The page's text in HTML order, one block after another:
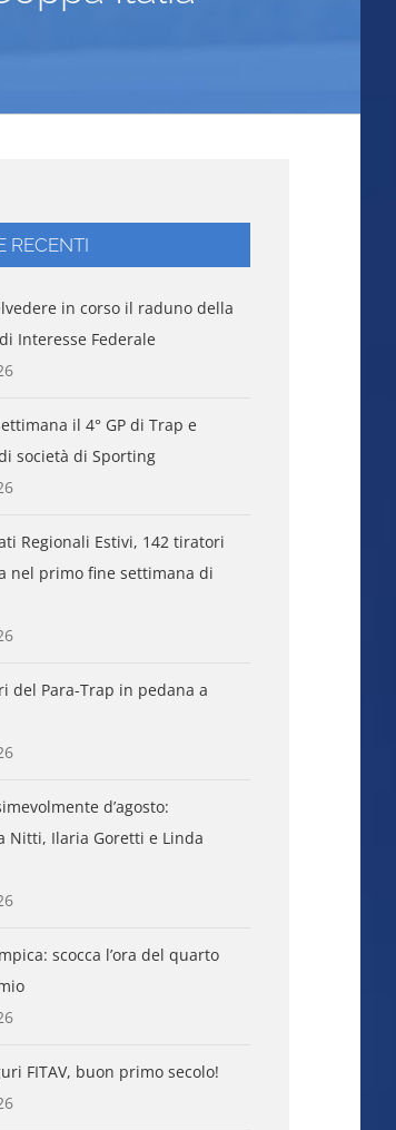
RECENTI
in corso il raduno della
Interesse Federale
il 4° GP di Trap e
società di Sporting
Regionali Estivi, 142 tiratori
nel primo fine settimana di
del Para-Trap in pedana a
d’agosto:
Nitti, Ilaria Goretti e Linda
scocca l’ora del quarto
FITAV, buon primo secolo!